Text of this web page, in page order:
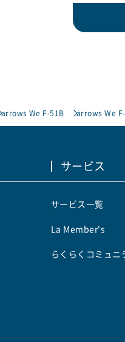
arrows We F-51B arrows We
サービス
サービス一覧
La Member's
らくらくコミュニ